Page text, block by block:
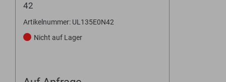
42
Artikelnummer: UL135E0N42
Nicht auf Lager